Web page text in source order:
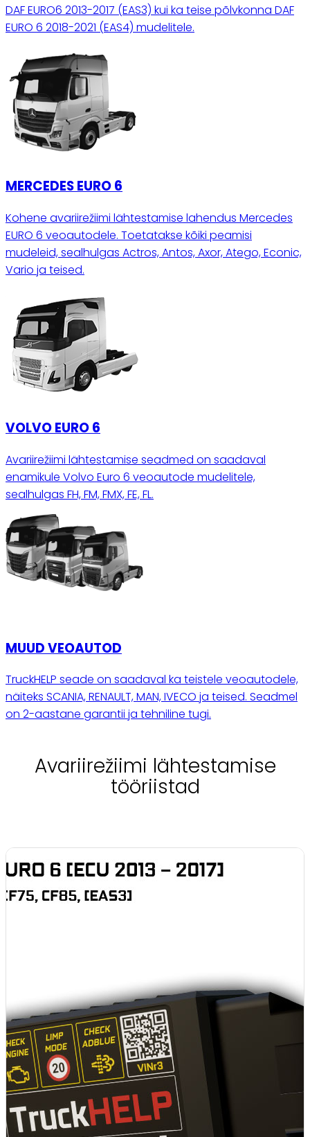
DAF EURO6 2013-2017 (EAS3) kui ka teise põlvkonna DAF
EURO 6 2018-2021 (EAS4) mudelitele.
MERCEDES EURO 6
Kohene avariirežiimi lähtestamise lahendus Mercedes
EURO 6 veoautodele. Toetatakse kõiki peamisi
mudeleid, sealhulgas Actros, Antos, Axor, Atego, Econic,
Vario ja teised.
VOLVO EURO 6
Avariirežiimi lähtestamise seadmed on saadaval
enamikule Volvo Euro 6 veoautode mudelitele,
sealhulgas FH, FM, FMX, FE, FL.
MUUD VEOAUTOD
TruckHELP seade on saadaval ka teistele veoautodele,
näiteks SCANIA, RENAULT, MAN, IVECO ja teised. Seadmel
on 2-aastane garantii ja tehniline tugi.
Avariirežiimi lähtestamise
tööriistad